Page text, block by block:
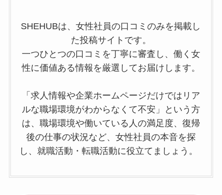
SHEHUBは、女性社員の口コミのみを掲載し
た投稿サイトです。
一つひとつの口コミを丁寧に審査し、働く女
性に価値ある情報を厳選してお届けします。
「求人情報や企業ホームページだけではリア
ルな職場環境がわからなくて不安」という方
は、職場環境や働いている人の満足度、復帰
後の仕事の状況など、女性社員の本音を探
し、就職活動・転職活動に役立てましょう。